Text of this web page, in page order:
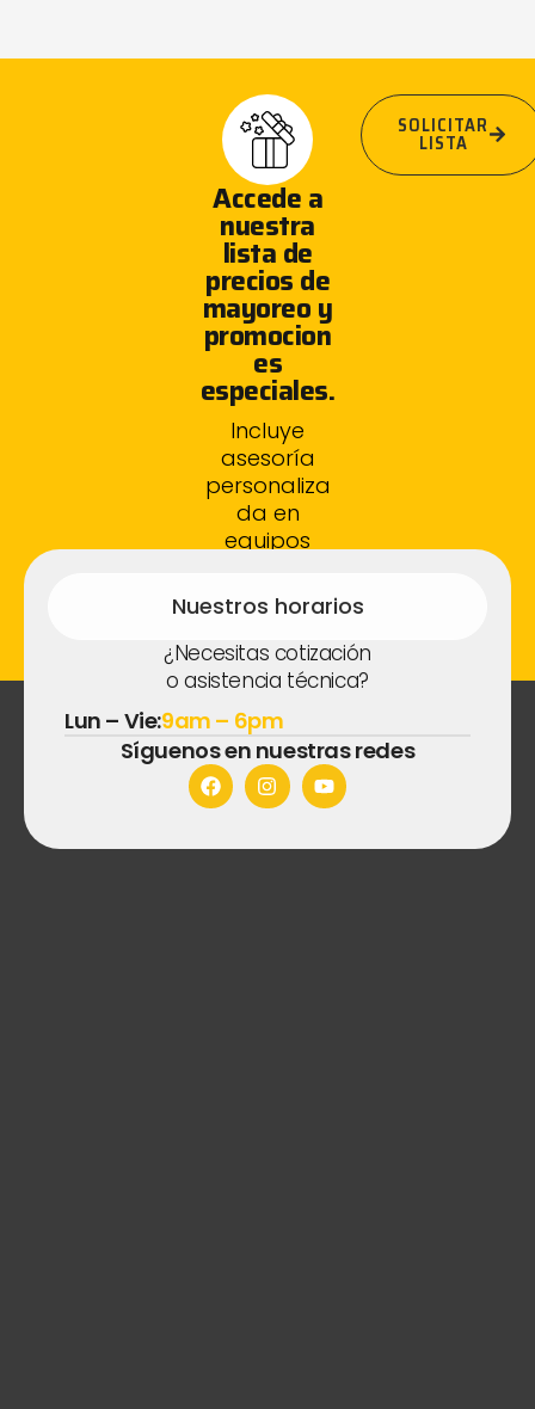
Accede a
nuestra
lista de
precios de
mayoreo y
promocion
es
especiales.
Incluye
asesoría
personaliza
da en
equipos
s.
SOLICITAR
LISTA
Nuestros horarios
¿Necesitas cotización
o asistencia técnica?
Lun – Vie:9am – 6pm
Síguenos en nuestras redes